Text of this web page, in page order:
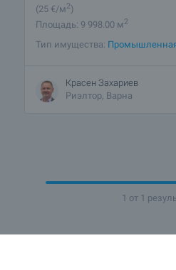
(25 €/м2)
Площадь: 9 998.00 м2
Тип имущества:
Красен Захариев
Риэлтор, Варна
1 от 1